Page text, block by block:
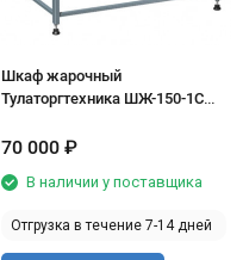
Шкаф жарочный
Тулаторгтехника ШЖ-150-1С
70 000 ₽
В наличии у поставщика
Отгрузка в течение 7-14 дней